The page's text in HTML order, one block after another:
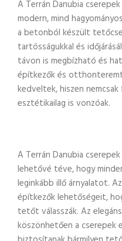
A Terrán Danubia
modern, mind
a betonból készült
tartósságukkal és
távon is megbízható és
építkezők és
kedveltek, hiszen nemcsak
esztétikailag is vonzóak.
A Terrán Danubia
lehetővé téve, hogy
leginkább illő árnyalatot.
építkezők lehetőségeit,
tetőt válasszák. Az
köszönhetően a cserepek